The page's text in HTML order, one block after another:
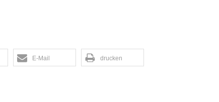
E-Mail drucken